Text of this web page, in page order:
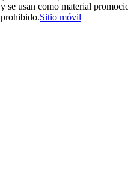
y se usan como material
prohibido.Sitio móvil